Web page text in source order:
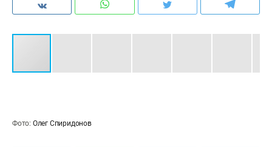
Фото: Олег Спиридонов